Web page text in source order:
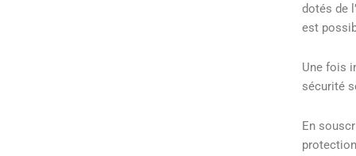
dotés de
est
Une fois
sécurité
En